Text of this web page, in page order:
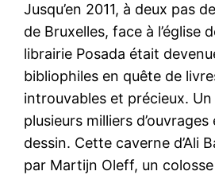
Jusqu’en 2011, à deux pas
de Bruxelles, face à l’église
librairie Posada était
bibliophiles en quête de
introuvables et précieux.
plusieurs milliers
dessin. Cette caverne d’Ali
par Martijn Oleff, un